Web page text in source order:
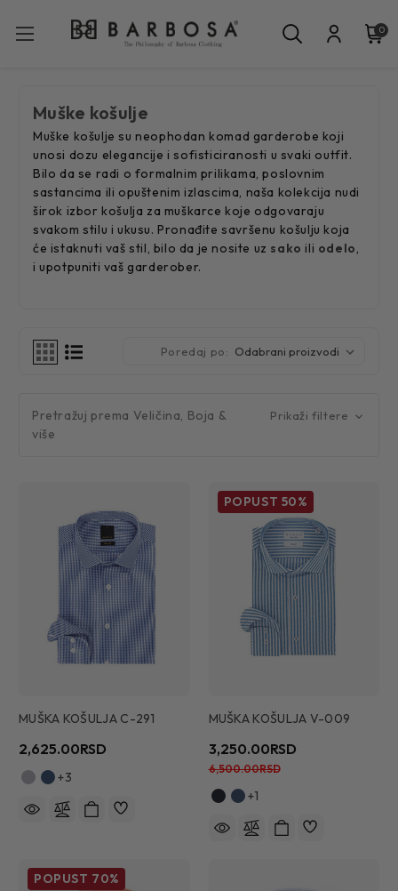
0
Muške košulje
Muške košulje su neophodan komad garderobe koji
unosi dozu elegancije i sofisticiranosti u svaki outfit.
Bilo da se radi o formalnim prilikama, poslovnim
sastancima ili opuštenim izlascima, naša kolekcija nudi
širok izbor košulja za muškarce koje odgovaraju
svakom stilu i ukusu. Pronađite savršenu košulju koja
će istaknuti vaš stil, bilo da je nosite uz sako ili odelo,
i upotpuniti vaš garderober.
Poredaj po:
Pretražuj prema Veličina, Boja &
više
Prikaži filtere
MUŠKA KOŠULJA C-291
2,625.00RSD
+3
POPUST 50%
MUŠKA KOŠULJA V-009
3,250.00RSD
6,500.00RSD
+1
POPUST 70%